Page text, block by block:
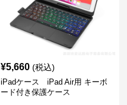
¥5,660 (税込)
iPadケース iPad Air用 キーボ
ード付き保護ケース